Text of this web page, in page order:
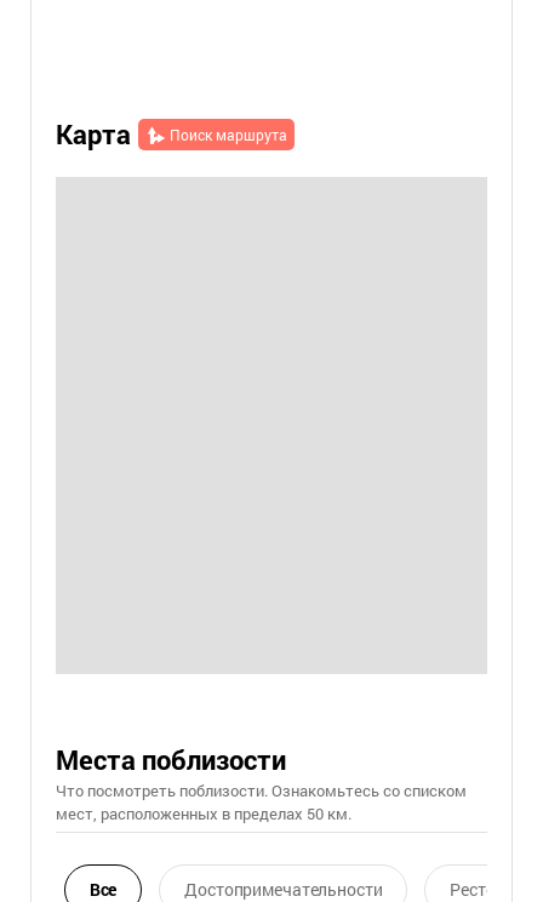
Карта Поиск маршрута
Места поблизости
Что посмотреть поблизости. Ознакомьтесь со списком
мест, расположенных в пределах 50 км.
Все Достопримечательности Ресторан